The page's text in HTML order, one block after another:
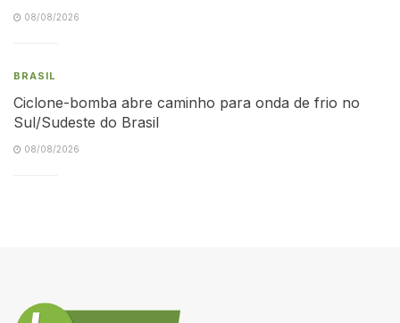
08/08/2026
BRASIL
Ciclone-bomba abre caminho para onda de frio no
Sul/Sudeste do Brasil
08/08/2026